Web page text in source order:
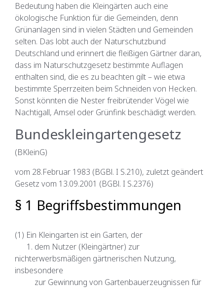
Bedeutung haben die Kleingärten auch eine
ökologische Funktion für die Gemeinden, denn
Grünanlagen sind in vielen Städten und Gemeinden
selten. Das lobt auch der Naturschutzbund
Deutschland und erinnert die fleißigen Gärtner daran,
dass im Naturschutzgesetz bestimmte Auflagen
enthalten sind, die es zu beachten gilt – wie etwa
bestimmte Sperrzeiten beim Schneiden von Hecken.
Sonst könnten die Nester freibrütender Vögel wie
Nachtigall, Amsel oder Grünfink beschädigt werden.
Bundeskleingartengesetz
(BKleinG)
vom 28.Februar 1983 (BGBl. I S.210), zuletzt geändert
Gesetz vom 13.09.2001 (BGBl. I S.2376)
§ 1 Begriffsbestimmungen
(1) Ein Kleingarten ist ein Garten, der
1. dem Nutzer (Kleingärtner) zur
nichterwerbsmäßigen gärtnerischen Nutzung,
insbesondere
zur Gewinnung von Gartenbauerzeugnissen für